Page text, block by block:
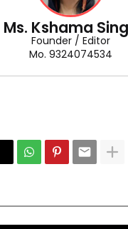
Ms. Kshama
Founder / Editor
Mo. 9324074534